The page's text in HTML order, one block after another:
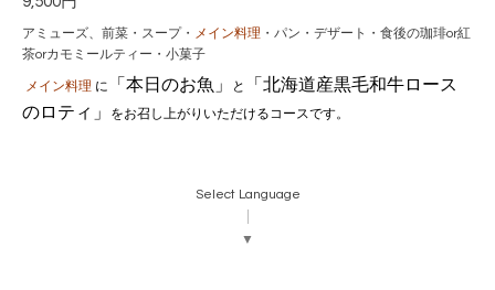
アミューズ、前菜・スープ・ メイン料理 ・パン・デザート・食後の珈琲or紅
茶orカモミールティー・小菓子
メイン料理 に 「本日のお魚」 と
「北海道産黒毛和牛ロース
のロティ」
をお召し上がりいただけるコースです。
Select Language
▼